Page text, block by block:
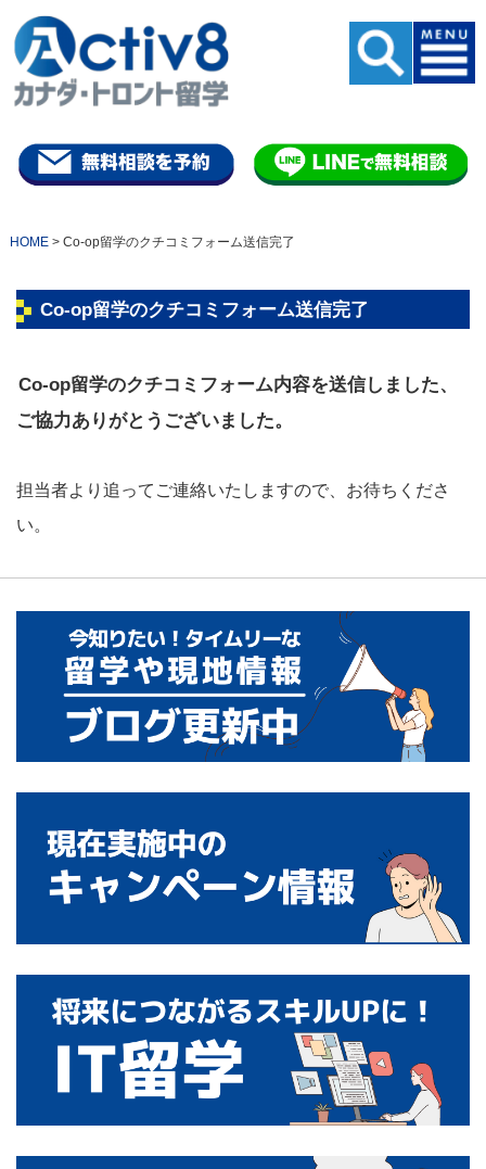
HOME> Co-op留学のクチコミフォーム送信完了
Co-op留学のクチコミフォーム送信完了
Co-op留学のクチコミフォーム内容を送信しました、
ご協力ありがとうございました。
担当者より追ってご連絡いたしますので、お待ちくださ
い。